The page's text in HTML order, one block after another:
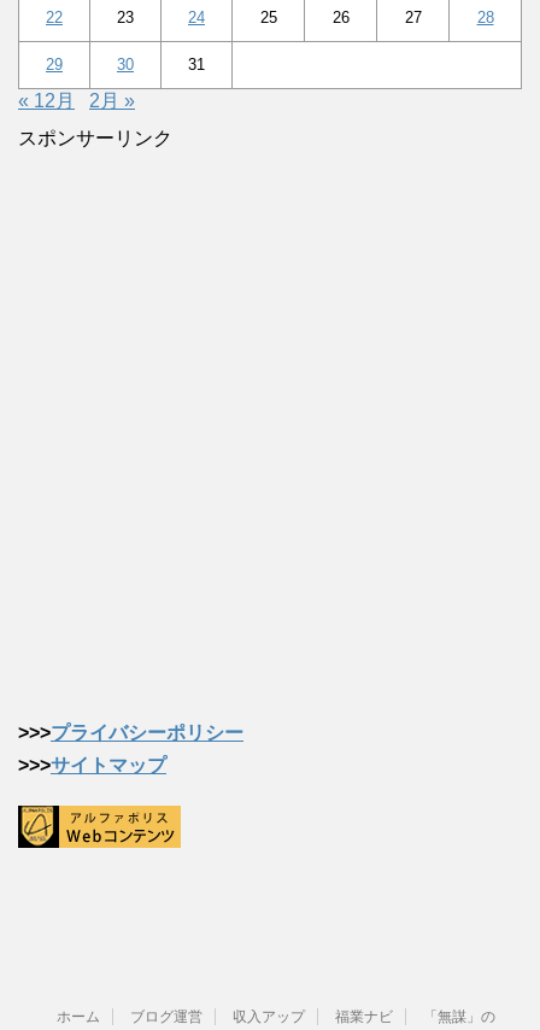
22 23 24 25 26 27 28
29 30 31
« 12月
2月 »
スポンサーリンク
>>>プライバシーポリシー
>>>サイトマップ
ホーム ブログ運営 収入アップ 福業ナビ 「無謀」の